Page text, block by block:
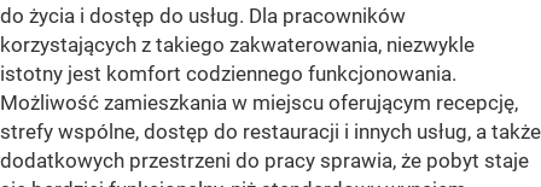
do życia i dostęp do usług. Dla pracowników
korzystających z takiego zakwaterowania, niezwykle
istotny jest komfort codziennego funkcjonowania.
Możliwość zamieszkania w miejscu oferującym recepcję,
strefy wspólne, dostęp do restauracji i innych usług, a także
dodatkowych przestrzeni do pracy sprawia, że pobyt staje